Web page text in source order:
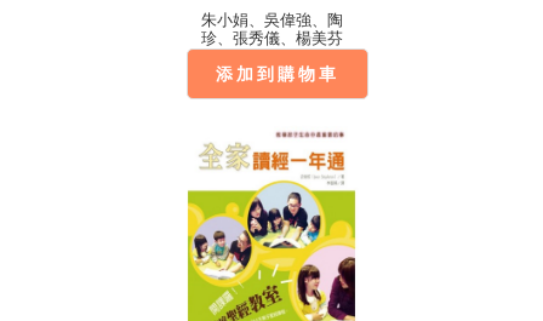
朱小娟、吳偉強、陶
珍、張秀儀、楊美芬
添加到購物車